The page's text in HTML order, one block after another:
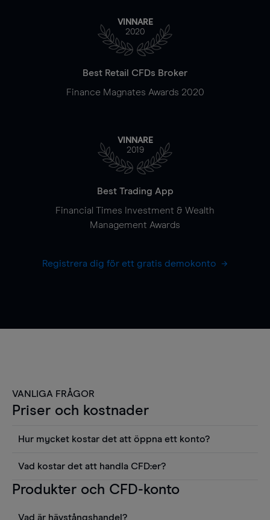
VINNARE
2020
Best Retail CFDs Broker
Finance Magnates Awards 2020
VINNARE
2019
Best Trading App
Financial Times Investment & Wealth
Management Awards
Registrera dig för ett gratis demokonto
VANLIGA FRÅGOR
Priser och kostnader
Hur mycket kostar det att öppna ett konto?
använda sådana verktyg som diagram, Reuters
aktierapporter utan kostnad.
Vad kostar det att handla CFD:er?
Det är en rad kostnader att tänka på när man
innehavskostnader (för positioner som hålls öppna
Produkter och CFD-konto
Vad är hävstångshandel?